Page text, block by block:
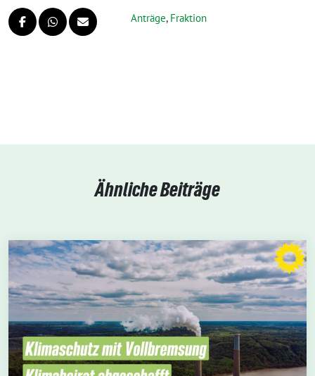
Anträge, Fraktion
Ähnliche Beiträge